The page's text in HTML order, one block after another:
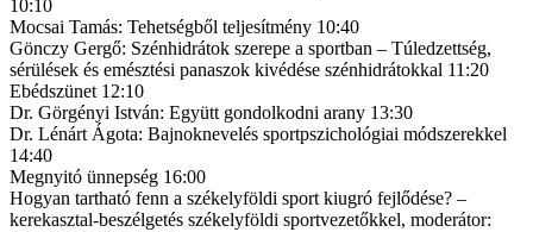
10:10
Mocsai Tamás: Tehetségből teljesítmény 10:40
Gönczy Gergő: Szénhidrátok szerepe a sportban – Túledzettség,
sérülések és emésztési panaszok kivédése szénhidrátokkal 11:20
Ebédszünet 12:10
Dr. Görgényi István: Együtt gondolkodni arany 13:30
Dr. Lénárt Ágota: Bajnoknevelés sportpszichológiai módszerekkel
14:40
Megnyitó ünnepség 16:00
Hogyan tartható fenn a székelyföldi sport kiugró fejlődése? –
kerekasztal-beszélgetés székelyföldi sportvezetőkkel, moderátor: